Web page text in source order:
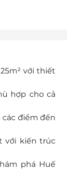
với thiết
hợp cho cả
điểm đến
với kiến trúc
phá Huế